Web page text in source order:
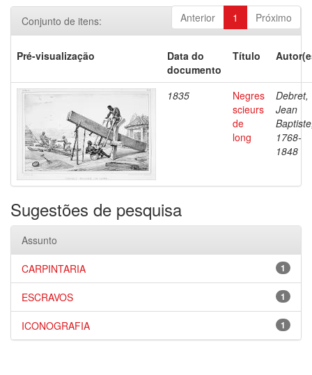
Anterior 1 Próximo
Conjunto de itens:
Pré-visualização
Data do
documento
Título
1835
Negres
scieurs
de
long
Debret,
Jean
1768-
1848
Sugestões de pesquisa
Assunto
1
CARPINTARIA
1
ESCRAVOS
1
ICONOGRAFIA